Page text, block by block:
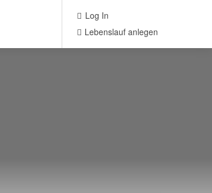
Log In
Lebenslauf anlegen